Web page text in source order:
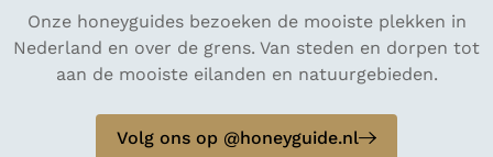
Onze honeyguides bezoeken de mooiste plekken in
Nederland en over de grens. Van steden en dorpen tot
aan de mooiste eilanden en natuurgebieden.
Volg ons op @honeyguide.nl